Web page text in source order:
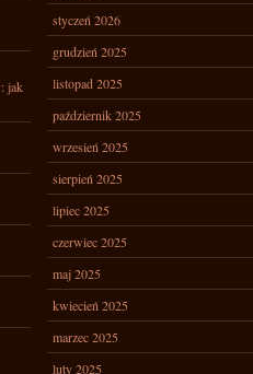
jak
styczeń 2026
grudzień 2025
listopad 2025
październik 2025
wrzesień 2025
sierpień 2025
lipiec 2025
czerwiec 2025
maj 2025
kwiecień 2025
marzec 2025
luty 2025